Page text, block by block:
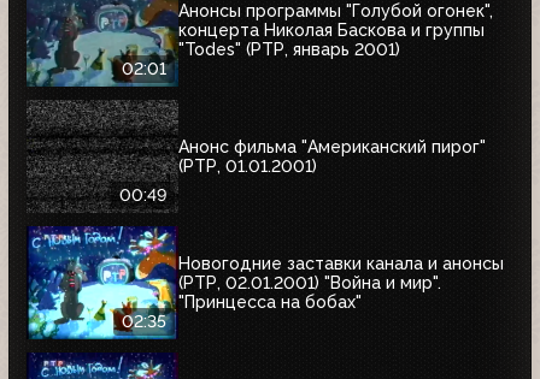
02:01
Анонсы программы "Голубой огонек",
концерта Николая Баскова и группы
"Todes" (РТР, январь 2001)
00:49
Анонс фильма "Американский пирог"
(РТР, 01.01.2001)
02:35
Новогодние заставки канала и анонсы
(РТР, 02.01.2001) "Война и мир".
"Принцесса на бобах"